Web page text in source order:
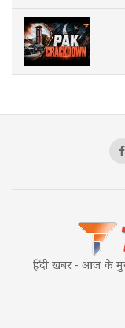
हिंदी खबर - आज के